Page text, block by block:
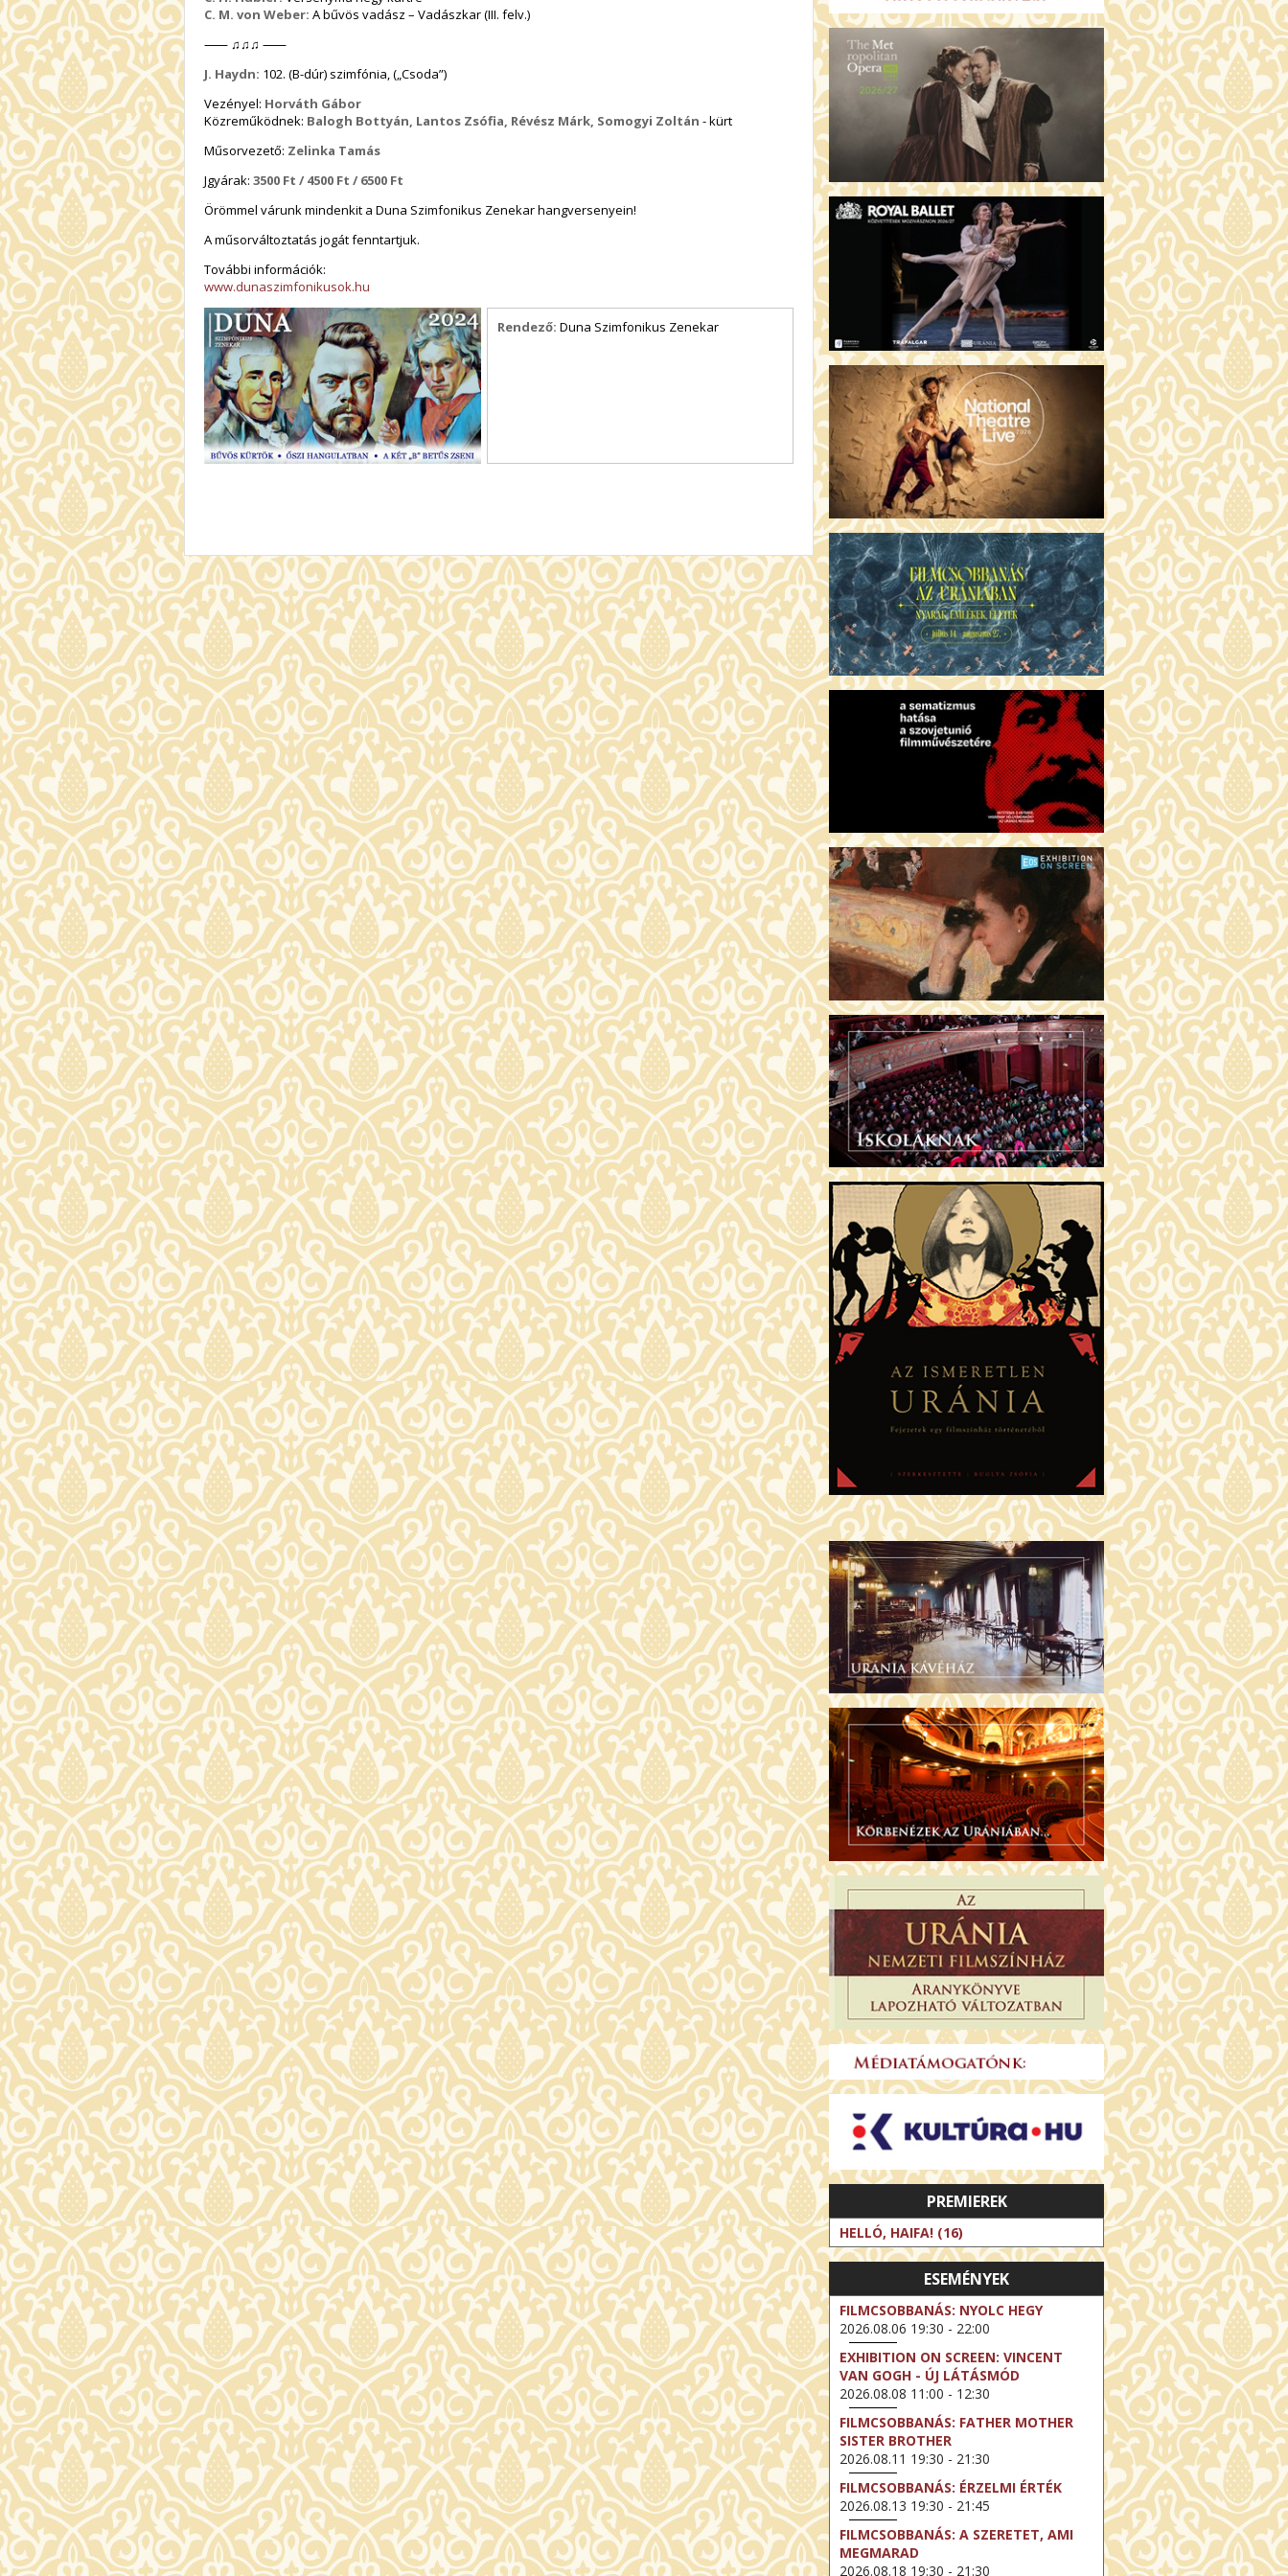
C. M. von Weber: A bűvös vadász – Vadászkar (III. felv.)
⸺ ♫♫♫ ⸺
J. Haydn: 102. (B-dúr) szimfónia, („Csoda”)
Vezényel: Horváth Gábor
Közreműködnek: Balogh Bottyán, Lantos Zsófia, Révész Márk, Somogyi Zoltán - kürt
Műsorvezető: Zelinka Tamás
Jgyárak: 3500 Ft / 4500 Ft / 6500 Ft
Örömmel várunk mindenkit a Duna Szimfonikus Zenekar hangversenyein!
A műsorváltoztatás jogát fenntartjuk.
További információk:
www.dunaszimfonikusok.hu
Rendező: Duna Szimfonikus Zenekar
PREMIEREK
HELLÓ, HAIFA! (16)
ESEMÉNYEK
FILMCSOBBANÁS: NYOLC HEGY
2026.08.06 19:30 - 22:00
EXHIBITION ON SCREEN: VINCENT
VAN GOGH - ÚJ LÁTÁSMÓD
2026.08.08 11:00 - 12:30
FILMCSOBBANÁS: FATHER MOTHER
SISTER BROTHER
2026.08.11 19:30 - 21:30
FILMCSOBBANÁS: ÉRZELMI ÉRTÉK
2026.08.13 19:30 - 21:45
FILMCSOBBANÁS: A SZERETET, AMI
MEGMARAD
2026.08.18 19:30 - 21:30